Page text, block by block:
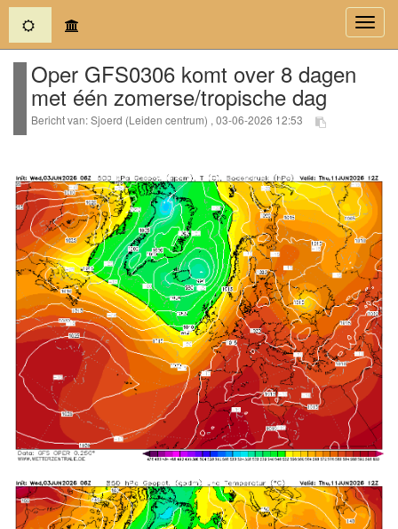
(current)
Oper GFS0306 komt over 8 dagen
met één zomerse/tropische dag
Bericht van: Sjoerd (Leiden centrum) , 03-06-2026 12:53